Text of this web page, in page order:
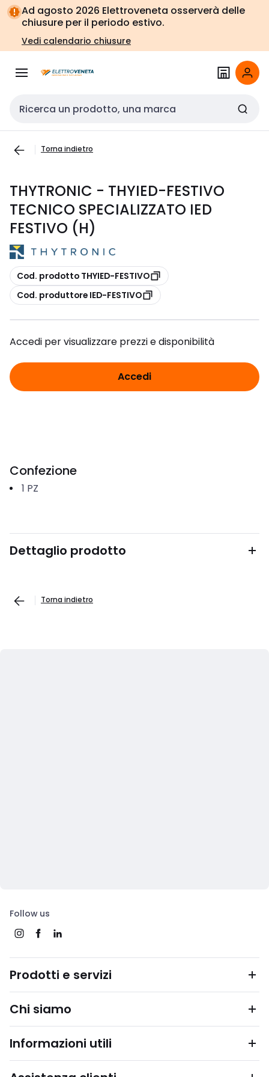
Vai alla
navigazione
Vai
alla
pagina
Ad agosto 2026 Elettroveneta osserverà delle
chiusure per il periodo estivo.
Vedi calendario chiusure
Cerca input
Torna indietro
THYTRONIC - THYIED-FESTIVO
TECNICO SPECIALIZZATO IED
FESTIVO (H)
copia
Cod. prodotto THYIED-FESTIVO
copia
Cod. produttore IED-FESTIVO
Accedi per visualizzare prezzi e disponibilità
Accedi
Confezione
1 PZ
Dettaglio prodotto
Torna indietro
Follow us
Prodotti e servizi
Chi siamo
Informazioni utili